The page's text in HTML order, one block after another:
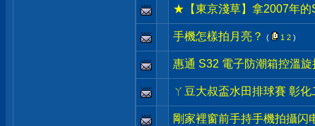
★【東京淺草】拿2007年的
手機怎樣拍月亮？ ( 1 2 )
惠通 S32 電子防潮箱控溫
ㄚ豆大叔盃水田排球賽 彰
剛家裡窗前手持手機拍攝闪